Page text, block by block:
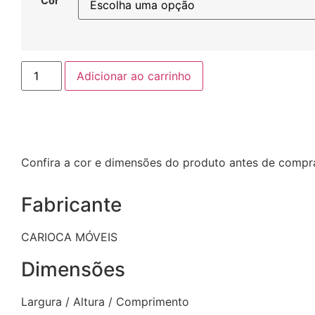
Adicionar ao carrinho
Confira a cor e dimensões do produto antes de
Fabricante
CARIOCA MÓVEIS
Dimensões
Largura / Altura / Comprimento